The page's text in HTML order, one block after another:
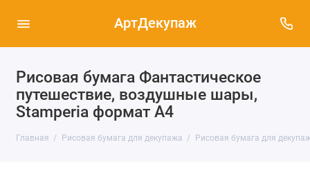
АртДекупаж
Рисовая бумага Фантастическое
путешествие, воздушные шары,
Stamperia формат А4
Главная Рисовая бумага для декупажа Рисовая бумага для